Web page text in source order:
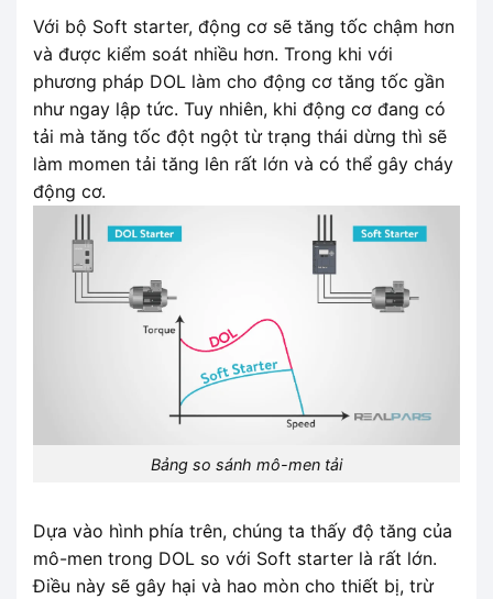
Với bộ Soft starter, động cơ sẽ tăng tốc chậm hơn
và được kiểm soát nhiều hơn. Trong khi với
phương pháp DOL làm cho động cơ tăng tốc gần
như ngay lập tức. Tuy nhiên, khi động cơ đang có
tải mà tăng tốc đột ngột từ trạng thái dừng thì sẽ
làm momen tải tăng lên rất lớn và có thể gây cháy
động cơ.
Bảng so sánh mô-men tải
Dựa vào hình phía trên, chúng ta thấy độ tăng của
mô-men trong DOL so với Soft starter là rất lớn.
Điều này sẽ gây hại và hao mòn cho thiết bị, trừ